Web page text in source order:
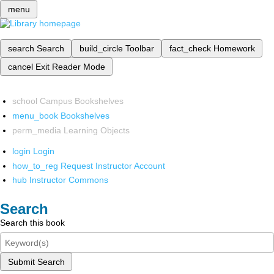
menu
search Search build_circle Toolbar fact_check Homework
cancel Exit Reader Mode
school Campus Bookshelves
menu_book Bookshelves
perm_media Learning Objects
login Login
how_to_reg Request Instructor Account
hub Instructor Commons
Search
Search this book
Submit Search